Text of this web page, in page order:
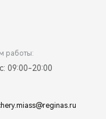
работы:
09:00-20:00